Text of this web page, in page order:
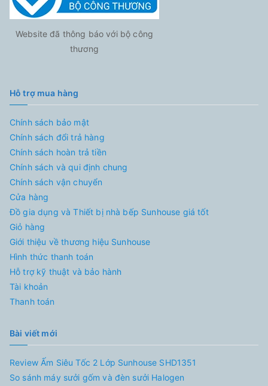
Website đã thông báo với bộ công
thương
Hỗ trợ mua hàng
Chính sách bảo mật
Chính sách đổi trả hàng
Chính sách hoàn trả tiền
Chính sách và qui định chung
Chính sách vận chuyển
Cửa hàng
Đồ gia dụng và Thiết bị nhà bếp Sunhouse giá tốt
Giỏ hàng
Giới thiệu về thương hiệu Sunhouse
Hình thức thanh toán
Hỗ trợ kỹ thuật và bảo hành
Tài khoản
Thanh toán
Bài viết mới
Review Ấm Siêu Tốc 2 Lớp Sunhouse SHD1351
So sánh máy sưởi gốm và đèn sưởi Halogen